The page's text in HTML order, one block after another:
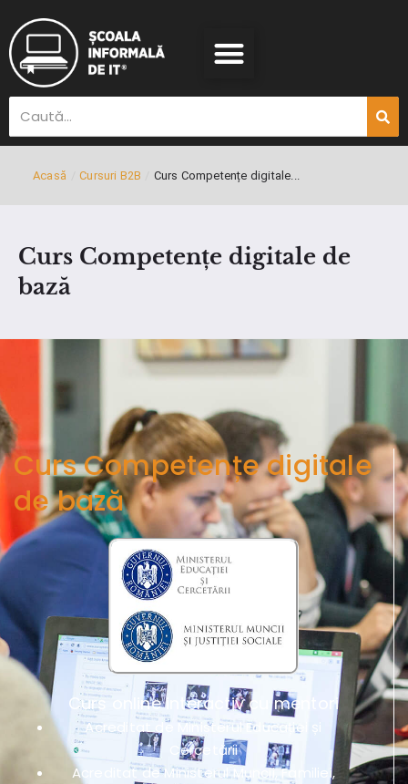
Acasă Cursuri B2B Curs Competențe digitale...
Curs Competențe digitale de
bază
Curs Competențe digitale
de bază
Curs online interactiv cu mentori
Acreditat de Ministerul Educației și
Cercetării
Acreditat de Ministerul Muncii, Familiei,